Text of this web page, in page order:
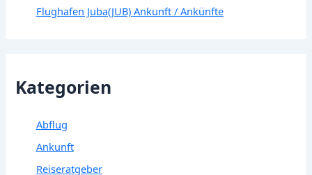
Flughafen Juba(JUB) Ankunft / Ankünfte
Kategorien
Abflug
Ankunft
Reiseratgeber